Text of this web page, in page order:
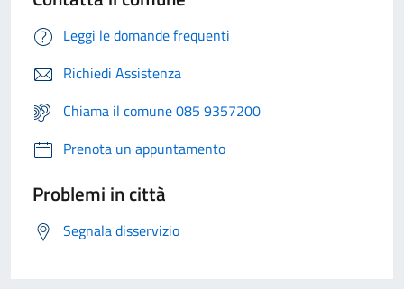
Leggi le domande frequenti
Richiedi Assistenza
Chiama il comune 085 9357200
Prenota un appuntamento
Problemi in città
Segnala disservizio